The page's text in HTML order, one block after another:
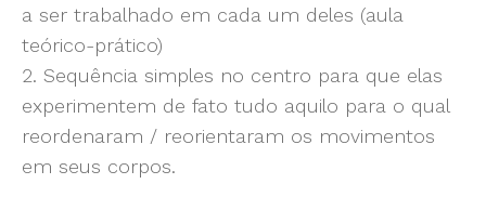
a ser trabalhado em cada um deles (aula
teórico-prático)
2. Sequência simples no centro para que elas
experimentem de fato tudo aquilo para o qual
reordenaram / reorientaram os movimentos
em seus corpos.